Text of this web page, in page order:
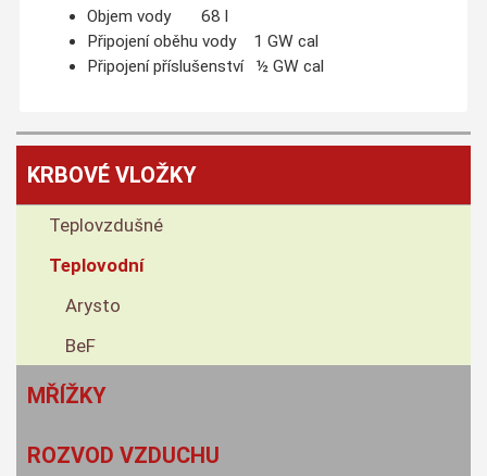
Objem vody 68 l
Připojení oběhu vody 1 GW cal
Připojení příslušenství ½ GW cal
KRBOVÉ VLOŽKY
Teplovzdušné
Teplovodní
Arysto
BeF
MŘÍŽKY
ROZVOD VZDUCHU